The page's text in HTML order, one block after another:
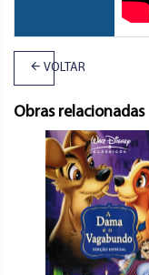
VOLTAR
Obras relacionadas